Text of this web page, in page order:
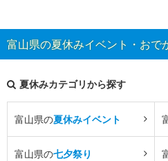
富山県の夏休みイベント・おで
夏休みカテゴリから探す
富山県の夏休みイベント
富山県の七夕祭り